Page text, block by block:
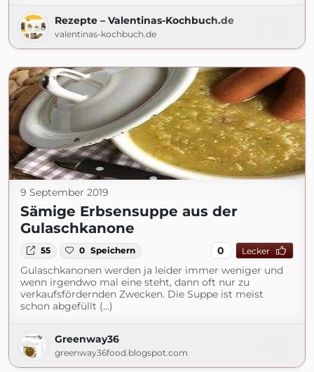
Rezepte – Valentinas-Kochbuch.de
valentinas-kochbuch.de
9 September 2019
Sämige Erbsensuppe aus der
Gulaschkanone
55 0 Speichern 0 Lecker
Gulaschkanonen werden ja leider immer weniger und
wenn irgendwo mal eine steht, dann oft nur zu
verkaufsfördernden Zwecken. Die Suppe ist meist
schon abgefüllt (...)
Greenway36
greenway36food.blogspot.com